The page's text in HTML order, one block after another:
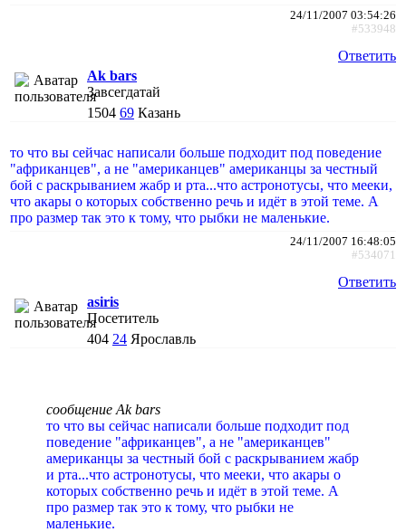
24/11/2007 03:54:26
#533948
Ответить
Ak bars
Завсегдатай
1504 69 Казань
то что вы сейчас написали больше подходит под поведение
"африканцев", а не "американцев" американцы за честный
бой с раскрыванием жабр и рта...что астронотусы, что мееки,
что акары о которых собственно речь и идёт в этой теме. А
про размер так это к тому, что рыбки не маленькие.
24/11/2007 16:48:05
#534071
Ответить
asiris
Посетитель
404 24 Ярославль
сообщение Ak bars
то что вы сейчас написали больше подходит под
поведение "африканцев", а не "американцев"
американцы за честный бой с раскрыванием жабр
и рта...что астронотусы, что мееки, что акары о
которых собственно речь и идёт в этой теме. А
про размер так это к тому, что рыбки не
маленькие.